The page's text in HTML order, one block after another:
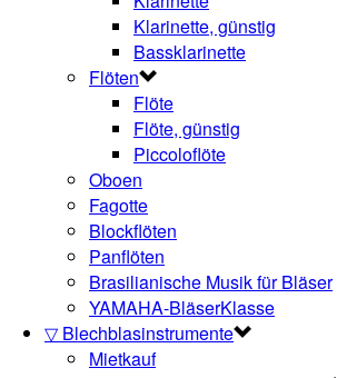
Klarinette, günstig
Bassklarinette
Flöten
Flöte
Flöte, günstig
Piccoloflöte
Oboen
Fagotte
Blockflöten
Panflöten
Brasilianische Musik für Bläser
YAMAHA-BläserKlasse
▽ Blechblasinstrumente
Mietkauf